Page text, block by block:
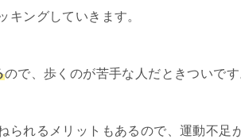
キングしていきます。
ので、歩くのが苦手な人だときついです
られるメリットもあるので、運動不足